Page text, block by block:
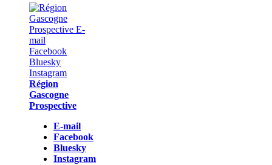
Région
Gascogne
Prospective
E-mail
Facebook
Bluesky
Instagram